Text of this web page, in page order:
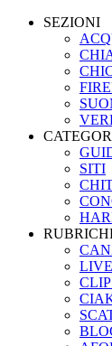
SEZIONI
SITI